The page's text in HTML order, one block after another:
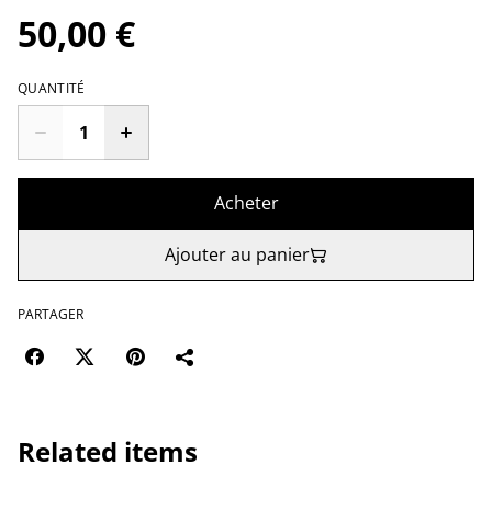
50,00 €
QUANTITÉ
Acheter
Ajouter au panier
PARTAGER
Related items